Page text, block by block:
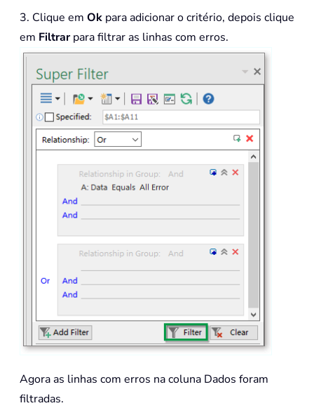
3. Clique em Ok para adicionar o critério, depois clique
em Filtrarpara filtrar as linhas com erros.
Agora as linhas com erros na coluna Dados foram
filtradas.